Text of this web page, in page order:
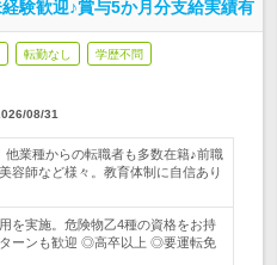
験歓迎♪賞与5か月分支給実績有
転勤なし 学歴不問
08/31
業種からの転職者も多数在籍♪前職
容師など様々。教育体制に自信あり
を実施。危険物乙4種の資格をお持
ーンも歓迎 ◎高卒以上 ◎要運転免